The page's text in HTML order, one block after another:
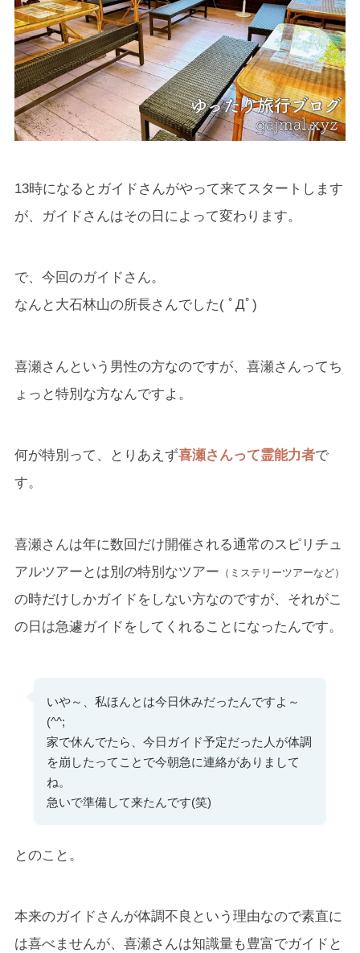
13時になるとガイドさんがやって来てスタートします
が、ガイドさんはその日によって変わります。
で、今回のガイドさん。
なんと大石林山の所長さんでした( ﾟДﾟ)
喜瀬さんという男性の方なのですが、喜瀬さんってち
ょっと特別な方なんですよ。
何が特別って、とりあえず喜瀬さんって霊能力者で
す。
喜瀬さんは年に数回だけ開催される通常のスピリチュ
アルツアーとは別の特別なツアー （ミステリーツアーなど）
の時だけしかガイドをしない方なのですが、それがこ
の日は急遽ガイドをしてくれることになったんです。
いや～、私ほんとは今日休みだったんですよ～
(^^;
家で休んでたら、今日ガイド予定だった人が体調
を崩したってことで今朝急に連絡がありまして
ね。
急いで準備して来たんです(笑)
とのこと。
本来のガイドさんが体調不良という理由なので素直に
は喜べませんが、喜瀬さんは知識量も豊富でガイドと